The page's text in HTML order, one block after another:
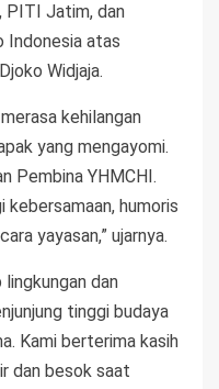
PITI Jatim, dan
Indonesia atas
Widjaja.
kehilangan
yang mengayomi.
Pembina YHMCHI.
kebersamaan, humoris
yayasan,” ujarnya.
lingkungan dan
tinggi budaya
Kami berterima kasih
dan besok saat